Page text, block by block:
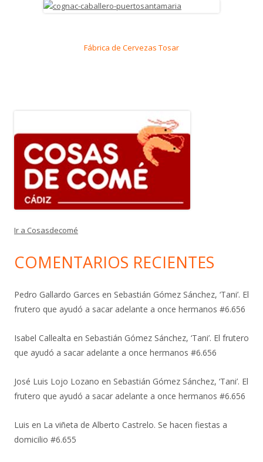
Fábrica de Cervezas Tosar
Ir a Cosasdecomé
COMENTARIOS RECIENTES
Pedro Gallardo Garces en Sebastián Gómez Sánchez, ‘Tani’. El
frutero que ayudó a sacar adelante a once hermanos #6.656
Isabel Callealta en Sebastián Gómez Sánchez, ‘Tani’. El frutero
que ayudó a sacar adelante a once hermanos #6.656
José Luis Lojo Lozano en Sebastián Gómez Sánchez, ‘Tani’. El
frutero que ayudó a sacar adelante a once hermanos #6.656
Luis en La viñeta de Alberto Castrelo. Se hacen fiestas a
domicilio #6.655